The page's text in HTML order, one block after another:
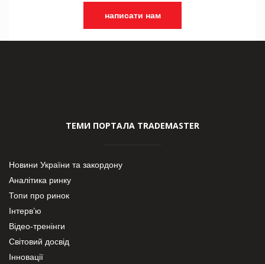
написати нам
ТЕМИ ПОРТАЛА TRADEMASTER
Новини України та закордону
Аналітика ринку
Топи про ринок
Інтерв’ю
Відео-тренінги
Світовий досвід
Інновації